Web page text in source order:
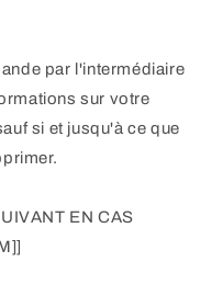
par l'intermédiaire
sur votre
si et jusqu'à ce que
EN CAS